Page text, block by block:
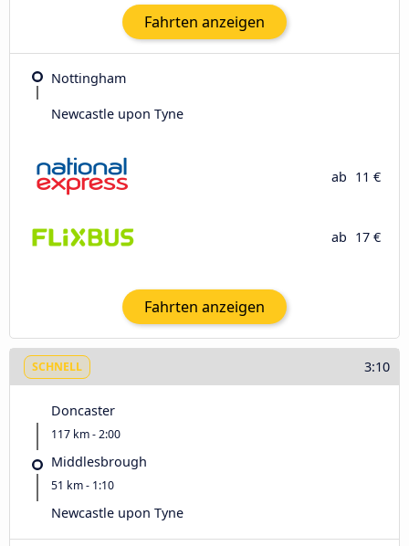
Fahrten anzeigen
Nottingham
Newcastle upon Tyne
ab 11 €
ab 17 €
Fahrten anzeigen
SCHNELL 3:10
Doncaster
117 km - 2:00
Middlesbrough
51 km - 1:10
Newcastle upon Tyne